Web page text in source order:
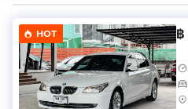
HOT ฿